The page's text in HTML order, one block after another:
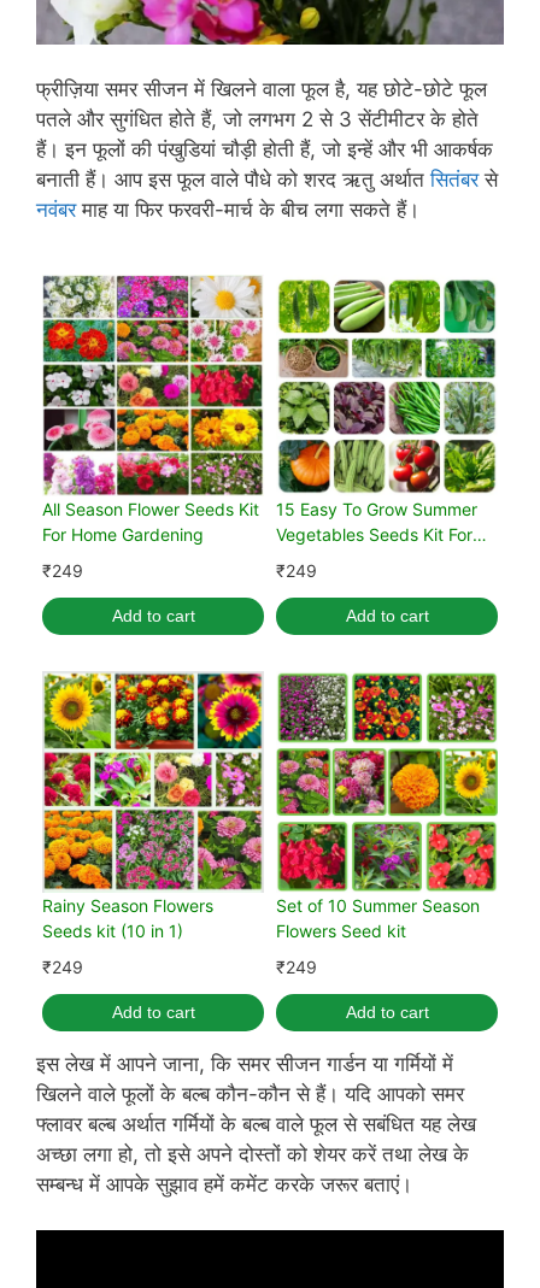
फ्रीज़िया समर सीजन में खिलने वाला फूल है, यह छोटे-छोटे फूल
पतले और सुगंधित होते हैं, जो लगभग 2 से 3 सेंटीमीटर के होते
हैं। इन फूलों की पंखुडियां चौड़ी होती हैं, जो इन्हें और भी आकर्षक
बनाती हैं। आप इस फूल वाले पौधे को शरद ऋतु अर्थातसितंबरसे
नवंबरमाह या फिर फरवरी-मार्च के बीच लगा सकते हैं।
All Season Flower Seeds Kit
For Home Gardening
₹249
Add to cart
15 Easy To Grow Summer
Vegetables Seeds Kit For
Home Garden
₹249
Add to cart
Rainy Season Flowers
Seeds kit (10 in 1)
₹249
Add to cart
Set of 10 Summer Season
Flowers Seed kit
₹249
Add to cart
इस लेख में आपने जाना, कि समर सीजन गार्डन या गर्मियों में
खिलने वाले फूलों के बल्ब कौन-कौन से हैं। यदि आपको समर
फ्लावर बल्ब अर्थात गर्मियों के बल्ब वाले फूल से सबंधित यह लेख
अच्छा लगा हो, तो इसे अपने दोस्तों को शेयर करें तथा लेख के
सम्बन्ध में आपके सुझाव हमें कमेंट करके जरूर बताएं।